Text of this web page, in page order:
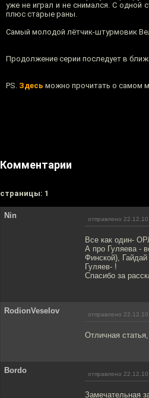
уже не играл и не снимался. С одной
плюс старые раны.
Самый молодой лётчик-штурмовик
Продолжение серии последует в
PS. Здесь можно прочитать о самом
Комментарии
cтраницы: 1
Nin отправлено
Все как один-
А про Гуляева -
Финской),
Гуляев- !
Спасибо за
RodionVeselov отправлено
Отличная
Bordo отправлено
Замечательная